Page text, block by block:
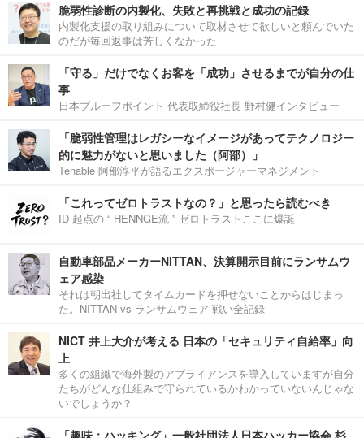
脆弱性診断の内製化、失敗と再挑戦と成功の記録
内製化支援の取り組みについて取材させて欲しいと頼んでいた
のだが毎回返事は芳しくなかった
「守る」だけでなくお客を「成功」させるまでが自分の仕
事
日本プルーフポイント 代表取締役社長 野村健インタビュー
「脆弱性管理はレガシーなイメージがあってテクノロジー
的に魅力がないと思いました（阿部）」
Tenable 阿部淳平が語るエクスポージャーマネジメント
「これってゼロトラストなの？」と思ったら読むべき
ID 起点の “ HENNGE流 ” ゼロトラストここに爆誕
自動車部品メーカーNITTAN、決算開示目前にランサムウ
ェア感染
それは朝出社してタイムカードを押せないことからはじまっ
た。NITTAN vs ランサムウェア 戦い全記録
NICT 井上大介が考える 日本の「セキュリティ自給率」向
上
多くの組織で海外製のアプライアンスを導入していますが自分
たちがどんな仕組みで守られているかわかっていないんじゃな
いでしょうか？
「趣味：ハッキング」一般社団法人日本ハッカー協会 杉